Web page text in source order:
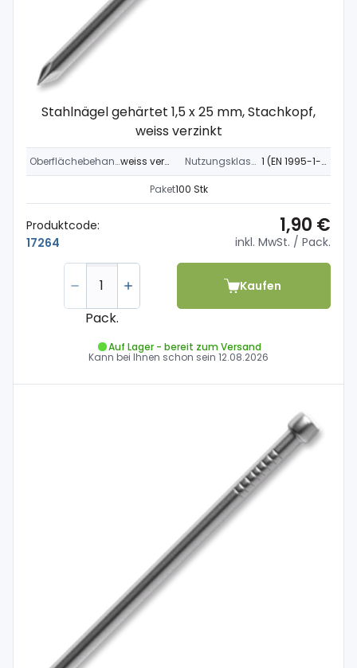
Stahlnägel gehärtet 1,5 x 25 mm, Stachkopf,
weiss verzinkt
Oberflächebehandlung weiss verzinkt Nutzungsklasse 1 (EN 1995-1-1)
Paket100 Stk
Produktcode:
17264
1,90 €
inkl. MwSt. / Pack.
Pack.
Kaufen
Auf Lager - bereit zum Versand
Kann bei Ihnen schon sein 12.08.2026